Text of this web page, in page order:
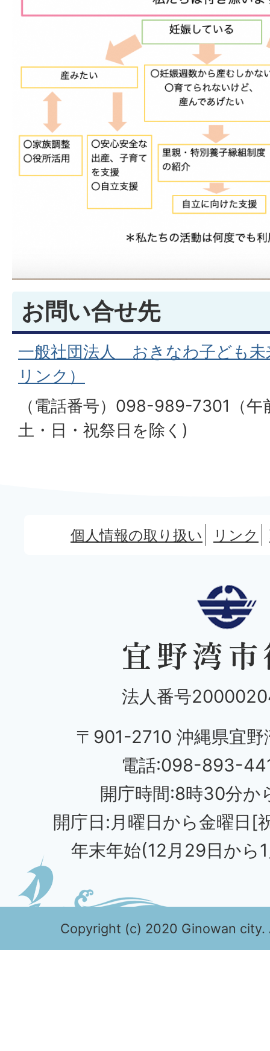
お問い合せ先
一般社団法人 おきなわ子ども未
リンク）
（電話番号）098-989-7301（
土・日・祝祭日を除く)
個人情報の取り扱い リンク
法人番号
〒901-2710 沖縄県宜野
電話:098-893-
開庁時間:8時30分か
開庁日:月曜日から金曜日[
年末年始(12月29日から
Copyright (c) 2020 Ginowan city.